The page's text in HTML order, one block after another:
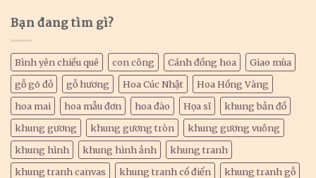
Bạn đang tìm gì?
Bình yên chiều quê con công Cánh đồng hoa
Giao mùa
gỗ gõ đỏ
gỗ hương Hoa Cúc Nhật
Hoa Hồng Vàng
hoa mai
hoa mẫu đơn hoa đào Họa sĩ
khung bản đồ
khung gương
khung gương tròn
khung gương vuông
khung hình
khung hình ảnh
khung tranh
khung tranh canvas
khung tranh cổ điển
khung tranh gỗ